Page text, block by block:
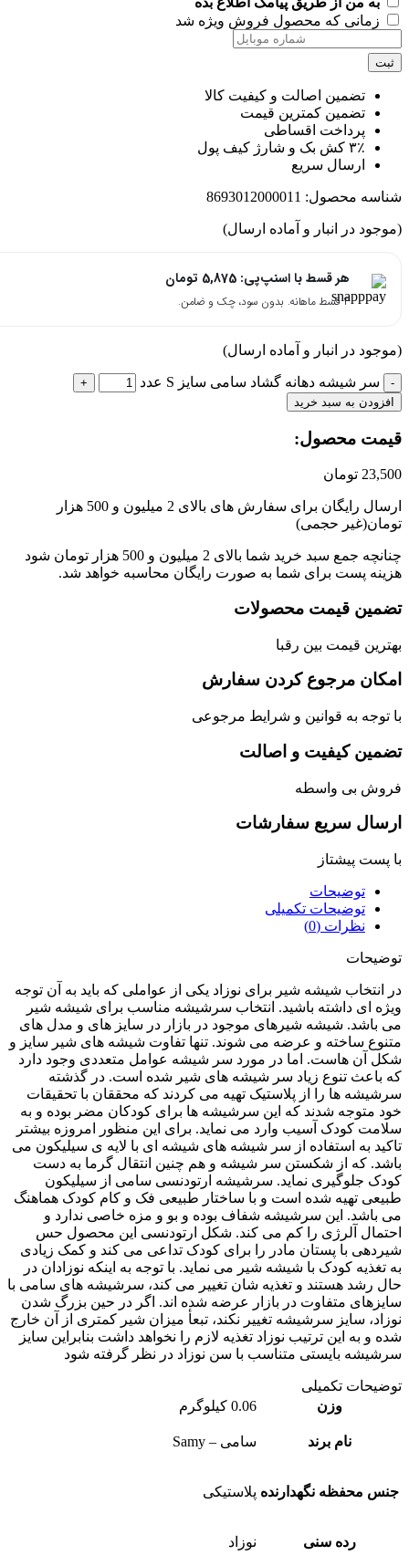
زمانی که محصول فروش ویژه شد
تضمین اصالت و کیفیت کالا
تضمین کمترین قیمت
پرداخت اقساطی
۳٪ کش بک و شارژ کیف پول
ارسال سریع
محصول:8693012000011
در انبار و آماده ارسال)
هر قسط با اسنپ‌پی:5,875تومان
۴ قسط ماهانه. بدون سود، چک و ضامن.
در انبار و آماده ارسال)
سر شیشه دهانه گشاد سامی سایز S عدد
به سبد خرید
محصول:​
تومان
ارسال رایگان برای سفارش های بالای 2 میلیون و 500 هزار
حجمی)
چنانچه جمع سبد خرید شما بالای 2 میلیون و 500 هزار تومان شود
پست برای شما به صورت رایگان محاسبه خواهد شد.
قیمت محصولات
قیمت بین رقبا
مرجوع کردن سفارش
به قوانین و شرایط مرجوعی
کیفیت و اصالت
بی واسطه
سریع سفارشات
پیشتاز
توضیحات
توضیحات تکمیلی
نظرات (0)
شیشه شیر برای نوزاد یکی از عواملی که باید به آن توجه
ای داشته باشید. انتخاب سرشیشه مناسب برای شیشه شیر
شیشه شیرهای موجود در بازار در سایز های و مدل های
ساخته و عرضه می شوند. تنها تفاوت شیشه های شیر سایز و
آن هاست. اما در مورد سر شیشه عوامل متعددی وجود دارد
باعث تنوع زیاد سر شیشه های شیر شده است. در گذشته
ها را از پلاستیک تهیه می کردند که محققان با تحقیقات
متوجه شدند که این سرشیشه ها برای کودکان مضر بوده و به
کودک آسیب وارد می نماید. برای این منظور امروزه بیشتر
به استفاده از سر شیشه های شیشه ای با لایه ی سیلیکون می
که از شکستن سر شیشه و هم چنین انتقال گرما به دست
جلوگیری نماید. سرشیشه ارتودنسی سامی از سیلیکون
تهیه شده است و با ساختار طبیعی فک و کام کودک هماهنگ
این سرشیشه شفاف بوده و بو و مزه خاصی ندارد و
آلرژی را کم می کند. شکل ارتودنسی این محصول حس
با پستان مادر را برای کودک تداعی می کند و کمک زیادی
کودک با شیشه شیر می نماید. با توجه به اینکه نوزادان در
رشد هستند و تغذیه شان تغییر می کند، سرشیشه های سامی با
متفاوت در بازار عرضه شده اند. اگر در حین بزرگ شدن
سایز سرشیشه تغییر نکند، تبعأ میزان شیر کمتری از آن خارج
و به این ترتیب نوزاد تغذیه لازم را نخواهد داشت بنابراین سایز
بایستی متناسب با سن نوزاد در نظر گرفته شود
تکمیلی
وزن
0.06 کیلوگرم
نام برند سامی – Samy
محفظه نگهدارنده پلاستیکی
رده سنی نوزاد